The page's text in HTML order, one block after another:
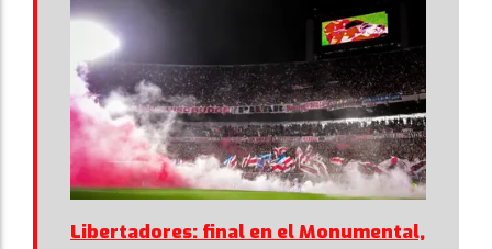
Libertadores: final en el Monumental,